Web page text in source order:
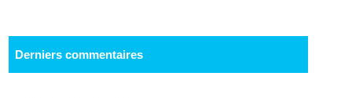
Derniers commentaires